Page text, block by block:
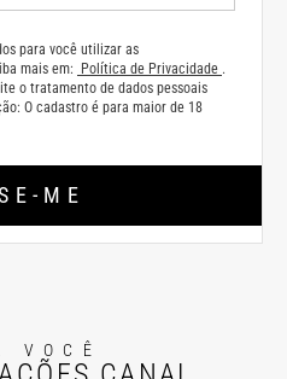
para você utilizar as
mais em:
Política de Privacidade .
o tratamento de dados pessoais
O cadastro é para maior de 18
ME
VOCÊ